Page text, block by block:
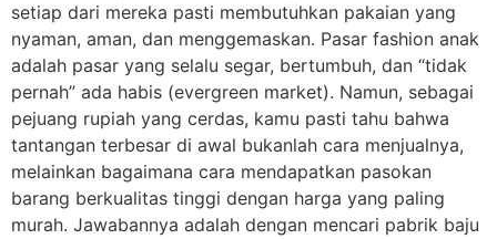
setiap dari mereka pasti membutuhkan pakaian yang
nyaman, aman, dan menggemaskan. Pasar fashion anak
adalah pasar yang selalu segar, bertumbuh, dan “tidak
pernah” ada habis (evergreen market). Namun, sebagai
pejuang rupiah yang cerdas, kamu pasti tahu bahwa
tantangan terbesar di awal bukanlah cara menjualnya,
melainkan bagaimana cara mendapatkan pasokan
barang berkualitas tinggi dengan harga yang paling
murah. Jawabannya adalah dengan mencari pabrik baju